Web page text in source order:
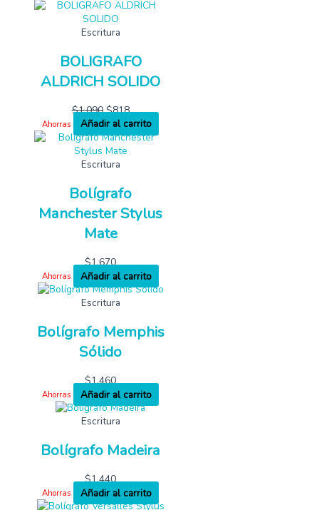
Escritura
BOLIGRAFO
ALDRICH SOLIDO
$1,090 $818
Ahorras Añadir al carrito
Escritura
Bolígrafo
Manchester Stylus
Mate
$1,670
Ahorras
Añadir al carrito
Escritura
Bolígrafo Memphis
Sólido
$1,460
Ahorras
Añadir al carrito
Escritura
Bolígrafo Madeira
$1,440
Ahorras Añadir al carrito